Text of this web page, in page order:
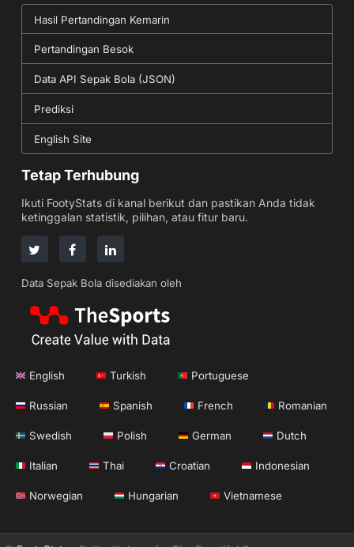
Hasil Pertandingan Kemarin
Pertandingan Besok
Data API Sepak Bola (JSON)
Prediksi
English Site
Tetap Terhubung
Ikuti FootyStats di kanal berikut dan pastikan Anda tidak
ketinggalan statistik, pilihan, atau fitur baru.
Data Sepak Bola disediakan oleh
English Turkish Portuguese
Russian Spanish French Romanian
Swedish Polish German Dutch
Italian Thai Croatian Indonesian
Norwegian Hungarian Vietnamese